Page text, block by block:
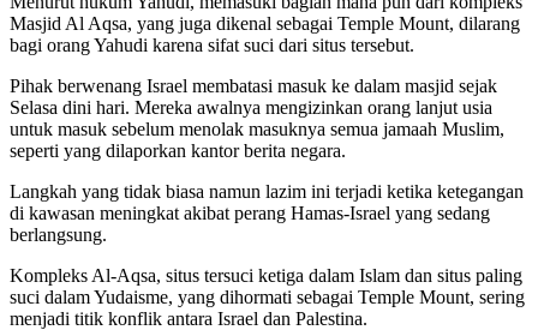
Masjid Al Aqsa, yang juga dikenal sebagai Temple Mount, dilarang
bagi orang Yahudi karena sifat suci dari situs tersebut.
Pihak berwenang Israel membatasi masuk ke dalam masjid sejak
Selasa dini hari. Mereka awalnya mengizinkan orang lanjut usia
untuk masuk sebelum menolak masuknya semua jamaah Muslim,
seperti yang dilaporkan kantor berita negara.
Langkah yang tidak biasa namun lazim ini terjadi ketika ketegangan
di kawasan meningkat akibat perang Hamas-Israel yang sedang
berlangsung.
Kompleks Al-Aqsa, situs tersuci ketiga dalam Islam dan situs paling
suci dalam Yudaisme, yang dihormati sebagai Temple Mount, sering
menjadi titik konflik antara Israel dan Palestina.